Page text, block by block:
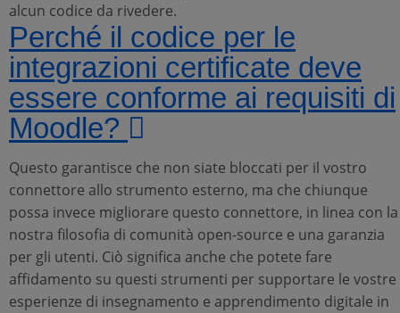
alcun codice da rivedere.
Perché il codice per le
integrazioni certificate deve
essere conforme ai requisiti di
Moodle?
Questo garantisce che non siate bloccati per il vostro
connettore allo strumento esterno, ma che chiunque
possa invece migliorare questo connettore, in linea con la
nostra filosofia di comunità open-source e una garanzia
per gli utenti. Ciò significa anche che potete fare
affidamento su questi strumenti per supportare le vostre
esperienze di insegnamento e apprendimento digitale in